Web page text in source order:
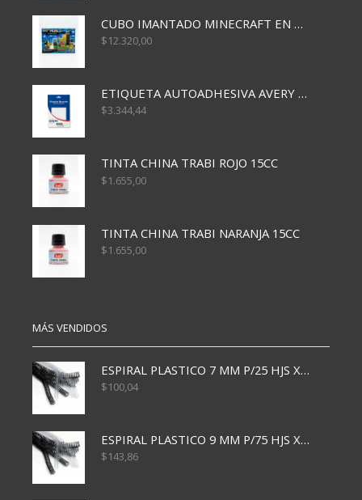
CUBO IMANTADO MINECRAFT EN CAJA x32 PCS
$12.320,00
ETIQUETA AUTOADHESIVA AVERY 3026 30H 20 X 70
$3.344,44
TINTA CHINA TRABI ROJO 15CC
$1.655,00
TINTA CHINA TRABI NARANJA 15CC
$1.655,00
MÁS VENDIDOS
ESPIRAL PLASTICO 7 MM P/25 HJS X50x3000
$100,04
ESPIRAL PLASTICO 9 MM P/75 HJS X50X2400
$143,86